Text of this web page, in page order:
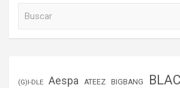
(G)I-DLE Aespa ATEEZ BIGBANG